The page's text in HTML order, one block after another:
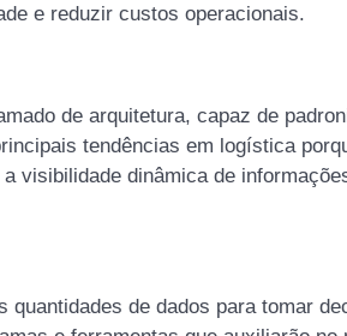
e reduzir custos operacionais.
de arquitetura, capaz de
tendências em logística
visibilidade dinâmica de
quantidades de dados para tomar